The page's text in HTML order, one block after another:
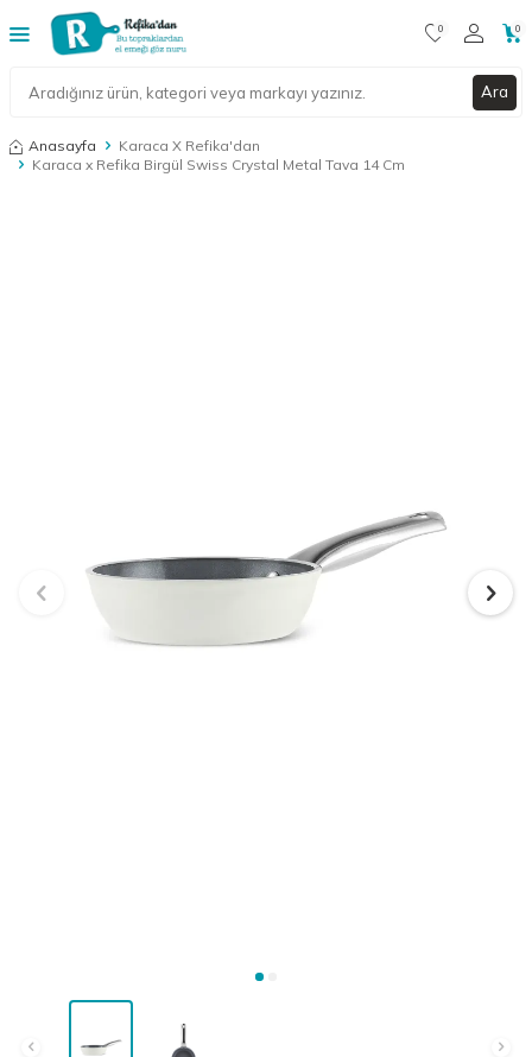
Ara
0 0
Anasayfa
Karaca X Refika'dan
Karaca x Refika Birgül Swiss Crystal Metal Tava 14 Cm